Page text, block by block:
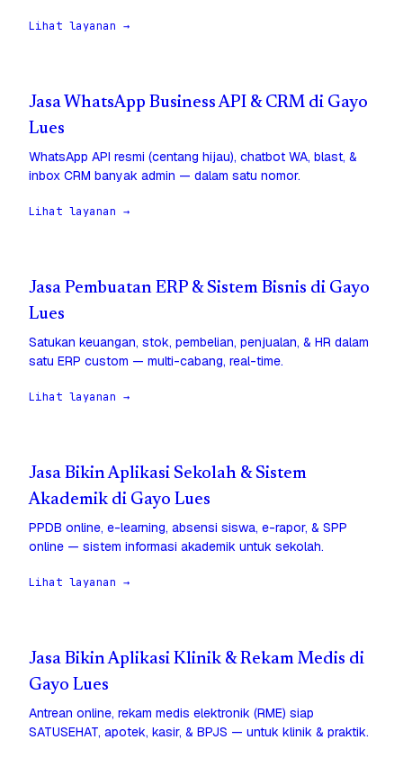
Lihat layanan →
Jasa WhatsApp Business API & CRM di Gayo
Lues
WhatsApp API resmi (centang hijau), chatbot WA, blast, &
inbox CRM banyak admin — dalam satu nomor.
Lihat layanan →
Jasa Pembuatan ERP & Sistem Bisnis di Gayo
Lues
Satukan keuangan, stok, pembelian, penjualan, & HR dalam
satu ERP custom — multi-cabang, real-time.
Lihat layanan →
Jasa Bikin Aplikasi Sekolah & Sistem
Akademik di Gayo Lues
PPDB online, e-learning, absensi siswa, e-rapor, & SPP
online — sistem informasi akademik untuk sekolah.
Lihat layanan →
Jasa Bikin Aplikasi Klinik & Rekam Medis di
Gayo Lues
Antrean online, rekam medis elektronik (RME) siap
SATUSEHAT, apotek, kasir, & BPJS — untuk klinik & praktik.